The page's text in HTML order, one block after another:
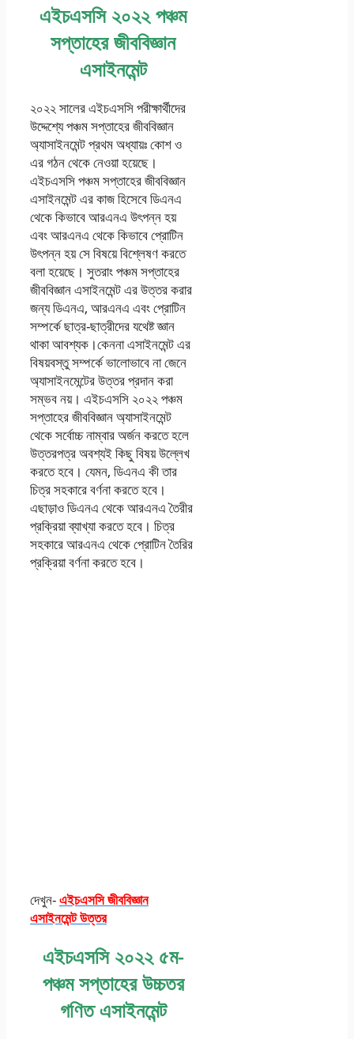
এইচএসসি ২০২২ পঞ্চম
সপ্তাহের জীববিজ্ঞান
এসাইনমেন্ট
২০২২ সালের এইচএসসি পরীক্ষার্থীদের
উদ্দেশ্যে পঞ্চম সপ্তাহের জীববিজ্ঞান
অ্যাসাইনমেন্ট প্রথম অধ্যায়ঃ কোশ ও
এর গঠন থেকে নেওয়া হয়েছে।
এইচএসসি পঞ্চম সপ্তাহের জীববিজ্ঞান
এসাইনমেন্ট এর কাজ হিসেবে ডিএনএ
থেকে কিভাবে আরএনএ উৎপন্ন হয়
এবং আরএনএ থেকে কিভাবে প্রোটিন
উৎপন্ন হয় সে বিষয়ে বিশ্লেষণ করতে
বলা হয়েছে। সুতরাং পঞ্চম সপ্তাহের
জীববিজ্ঞান এসাইনমেন্ট এর উত্তর করার
জন্য ডিএনএ, আরএনএ এবং প্রোটিন
সম্পর্কে ছাত্র-ছাত্রীদের যথেষ্ট জ্ঞান
থাকা আবশ্যক।কেননা এসাইনমেন্ট এর
বিষয়বস্তু সম্পর্কে ভালোভাবে না জেনে
অ্যাসাইনমেন্টের উত্তর প্রদান করা
সম্ভব নয়। এইচএসসি ২০২২ পঞ্চম
সপ্তাহের জীববিজ্ঞান অ্যাসাইনমেন্ট
থেকে সর্বোচ্চ নাম্বার অর্জন করতে হলে
উত্তরপত্র অবশ্যই কিছু বিষয় উল্লেখ
করতে হবে। যেমন, ডিএনএ কী তার
চিত্র সহকারে বর্ণনা করতে হবে।
এছাড়াও ডিএনএ থেকে আরএনএ তৈরীর
প্রক্রিয়া ব্যাখ্যা করতে হবে। চিত্র
সহকারে আরএনএ থেকে প্রোটিন তৈরির
প্রক্রিয়া বর্ণনা করতে হবে।
দেখুন-এইচএসসি জীববিজ্ঞান
এসাইনমেন্ট উত্তর
এইচএসসি ২০২২ ৫ম-
পঞ্চম সপ্তাহের উচ্চতর
গণিত এসাইনমেন্ট